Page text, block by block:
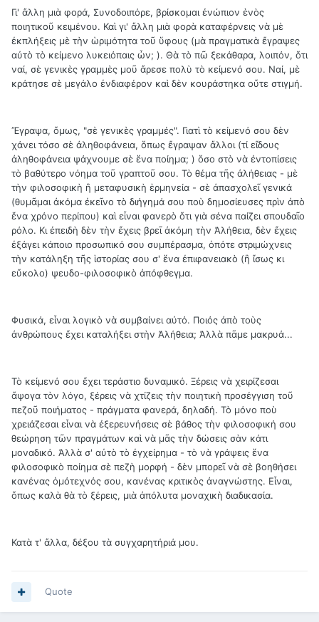
Γι' ἄλλη μιὰ φορά, Συνοδοιπόρε, βρίσκομαι ἐνώπιον ἑνὸς
ποιητικοῦ κειμένου. Καὶ γι' ἄλλη μιὰ φορὰ καταφέρνεις νὰ μὲ
ἐκπλήξεις μὲ τὴν ὡριμότητα τοῦ ὕφους (μὰ πραγματικὰ ἔγραψες
αὐτὸ τὸ κείμενο λυκειόπαις ὦν; ). Θὰ τὸ πῶ ξεκάθαρα, λοιπόν, ὅτι
ναί, σὲ γενικὲς γραμμὲς μοῦ ἄρεσε πολὺ τὸ κείμενό σου. Ναί, μὲ
κράτησε σὲ μεγάλο ἐνδιαφέρον καὶ δὲν κουράστηκα οὔτε στιγμή.
Ἔγραψα, ὅμως, "σὲ γενικὲς γραμμές". Γιατὶ τὸ κείμενό σου δὲν
χάνει τόσο σὲ ἀληθοφάνεια, ὅπως ἔγραψαν ἄλλοι (τί εἴδους
ἀληθοφάνεια ψάχνουμε σὲ ἕνα ποίημα; ) ὅσο στὸ νὰ ἐντοπίσεις
τὸ βαθύτερο νόημα τοῦ γραπτοῦ σου. Τὸ θέμα τῆς ἀλήθειας - μὲ
τὴν φιλοσοφικὴ ἢ μεταφυσικὴ ἑρμηνεία - σὲ ἀπασχολεῖ γενικά
(θυμᾶμαι ἀκόμα ἐκεῖνο τὸ διήγημά σου ποὺ δημοσίευσες πρὶν ἀπὸ
ἕνα χρόνο περίπου) καὶ εἶναι φανερὸ ὅτι γιὰ σένα παίζει σπουδαῖο
ρόλο. Κι ἐπειδὴ δὲν τὴν ἔχεις βρεῖ ἀκόμη τὴν Ἀλήθεια, δὲν ἔχεις
ἐξάγει κάποιο προσωπικό σου συμπέρασμα, ὁπότε στριμώχνεις
τὴν κατάληξη τῆς ἱστορίας σου σ' ἕνα ἐπιφανειακὸ (ἢ ἴσως κι
εὔκολο) ψευδο-φιλοσοφικὸ ἀπόφθεγμα.
Φυσικά, εἶναι λογικὸ νὰ συμβαίνει αὐτό. Ποιός ἀπὸ τοὺς
ἀνθρώπους ἔχει καταλήξει στὴν Ἀλήθεια; Ἀλλὰ πᾶμε μακρυά...
Τὸ κείμενό σου ἔχει τεράστιο δυναμικό. Ξέρεις νὰ χειρίζεσαι
ἄψογα τὸν λόγο, ξέρεις νὰ χτίζεις τὴν ποιητικὴ προσέγγιση τοῦ
πεζοῦ ποιήματος - πράγματα φανερά, δηλαδή. Τὸ μόνο ποὺ
χρειάζεσαι εἶναι νὰ ἐξερευνήσεις σὲ βάθος τὴν φιλοσοφική σου
θεώρηση τῶν πραγμάτων καὶ νὰ μᾶς τὴν δώσεις σὰν κάτι
μοναδικό. Ἀλλὰ σ' αὐτὸ τὸ ἐγχείρημα - τὸ νὰ γράψεις ἕνα
φιλοσοφικὸ ποίημα σὲ πεζὴ μορφή - δὲν μπορεῖ νὰ σὲ βοηθήσει
κανένας ὁμότεχνός σου, κανένας κριτικὸς ἀναγνώστης. Εἶναι,
ὅπως καλὰ θὰ τὸ ξέρεις, μιὰ ἀπόλυτα μοναχικὴ διαδικασία.
Κατὰ τ' ἄλλα, δέξου τὰ συγχαρητήριά μου.
Quote